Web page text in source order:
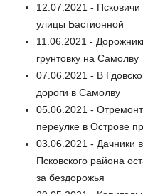
12.07.2021 -
улицы Бастионной
11.06.2021 -
грунтовку на Самолву
07.06.2021 - В
дороги в Самолву
05.06.2021 -
переулке в Острове
03.06.2021 - Дачники
Псковского района
за бездорожья